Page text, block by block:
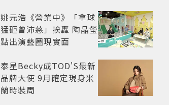
遇愛情
姚元浩《營業中》「拿球
猛砸曾沛慈」挨轟 陶晶瑩
點出演藝圈現實面
泰星Becky成TOD'S最新
品牌大使 9月確定現身米
蘭時裝周